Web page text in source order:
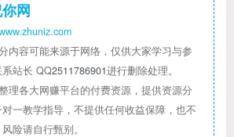
网
内容可能来源于网络，仅供大家学习与参
站长 QQ2511786901进行删除处理。
理各大网赚平台的付费资源，提供资源分
一教学指导，不提供任何收益保障，也不
险请自行甄别。